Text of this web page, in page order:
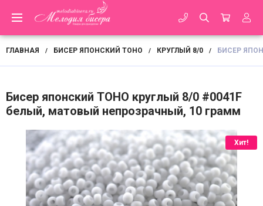
ГЛАВНАЯ / БИСЕР ЯПОНСКИЙ TOHO / КРУГЛЫЙ 8/0 / БИСЕР
Бисер японский TOHO круглый 8/0 #0041F
белый, матовый непрозрачный, 10 грамм
Хит!